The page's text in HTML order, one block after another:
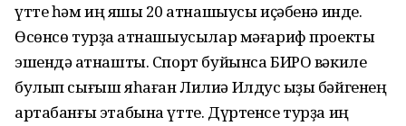
үтте һәм иң яҡшы 20 ҡатнашыусы иҫәбенә инде.
Өсөнсө турҙа ҡатнашыусылар мәғариф проекты
эшендә ҡатнашты. Спорт буйынса БИРО вәкиле
булып сығыш яһаған Лилиә Илдус ҡыҙы бәйгенең
артабанғы этабына үтте. Дүртенсе турҙа иң